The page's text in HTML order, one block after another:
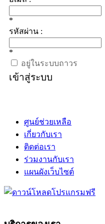
*
รหัสผ่าน :
*
อยู่ในระบบถาวร
เข้าสู่ระบบ
ศูนย์ช่วยเหลือ
เกี่ยวกับเรา
ติดต่อเรา
ร่วมงานกับเรา
แผนผังเว็บไซต์